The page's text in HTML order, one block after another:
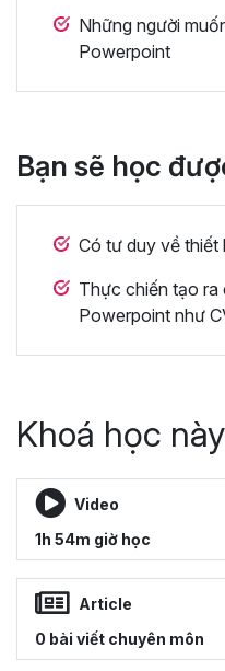
Những người
Powerpoint
Bạn sẽ học
Có tư duy về thiết
Thực chiến tạo ra
Powerpoint như
Khoá học
Video
1h 54m giờ học
Article
0 bài viết chuyên môn